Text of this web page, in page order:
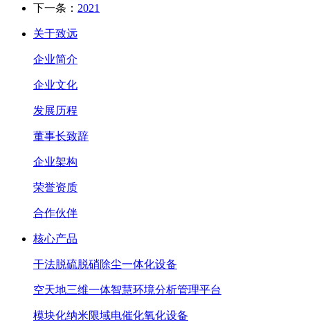
下一条： 2021
关于致远
企业简介
企业文化
发展历程
董事长致辞
企业架构
荣誉资质
合作伙伴
核心产品
干法脱硫脱硝除尘一体化设备
空天地三维一体智慧环境分析管理平台
模块化纳米限域电催化氧化设备